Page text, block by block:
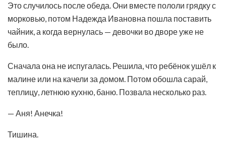
Это случилось после обеда. Они вместе пололи грядку с
морковью, потом Надежда Ивановна пошла поставить
чайник, а когда вернулась — девочки во дворе уже не
было.
Сначала она не испугалась. Решила, что ребёнок ушёл к
малине или на качели за домом. Потом обошла сарай,
теплицу, летнюю кухню, баню. Позвала несколько раз.
— Аня! Анечка!
Тишина.